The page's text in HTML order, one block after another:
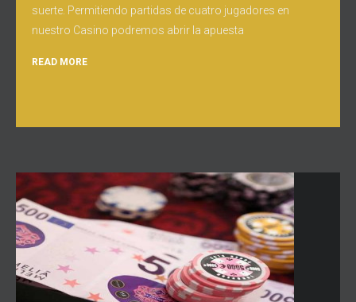
suerte. Permitiendo partidas de cuatro jugadores en
nuestro Casino podremos abrir la apuesta
READ MORE